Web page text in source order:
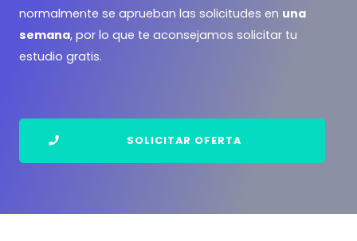
normalmente se aprueban las solicitudes en una
semana, por lo que te aconsejamos solicitar tu
estudio gratis.
SOLICITAR OFERTA